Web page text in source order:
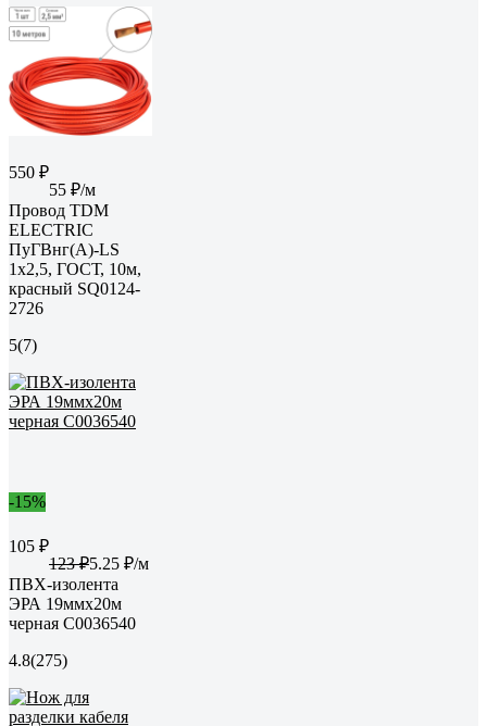
550 ₽
55 ₽/м
Провод TDM
ELECTRIC
ПуГВнг(А)-LS
1x2,5, ГОСТ, 10м,
красный SQ0124-
2726
5(7)
-15%
105 ₽
123 ₽5.25 ₽/м
ПВХ-изолента
ЭРА 19ммх20м
черная C0036540
4.8(275)